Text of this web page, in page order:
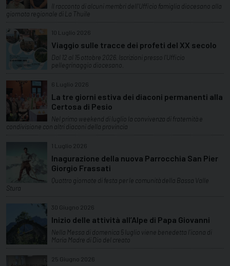
Il racconto di alcuni membri dell'Ufficio famiglia diocesano alla
giornata regionale di La Thuile
10 Luglio 2026
Viaggio sulle tracce dei profeti del XX secolo
Dal 12 al 15 ottobre 2026. Iscrizioni presso l'Ufficio
pellegrinaggio diocesano.
6 Luglio 2026
La tre giorni estiva dei diaconi permanenti alla
Certosa di Pesio
Nel primo weekend di luglio la convivenza di fraternità e
condivisione con altri diaconi della provincia
1 Luglio 2026
Inagurazione della nuova Parrocchia San Pier
Giorgio Frassati
Quattro giornate di festa per le comunità della Bassa Valle
Stura
30 Giugno 2026
Inizio delle attività all’Alpe di Papa Giovanni
Nella Messa di domenica 5 luglio viene benedetta l’icona di
Maria Madre di Dio del creato
25 Giugno 2026